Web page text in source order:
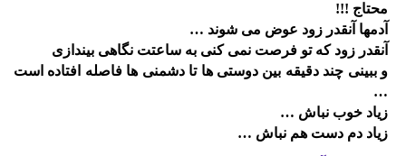
محتاج !!!
آدمها آنقدر زود عوض می شوند …
آنقدر زود که تو فرصت نمی کنی به ساعتت نگاهی بیندازی
و ببینی چند دقیقه بین دوستی ها تا دشمنی ها فاصله افتاده است
…
زیاد خوب نباش …
زیاد دم دست هم نباش …